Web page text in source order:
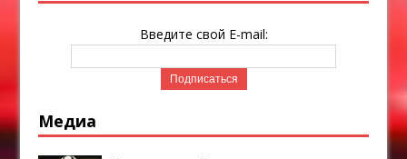
Введите свой E-mail:
Медиа